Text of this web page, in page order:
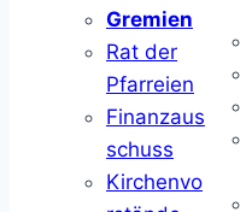
Gremien
Rat der
Pfarreien
Finanzaus
schuss
Kirchenvo